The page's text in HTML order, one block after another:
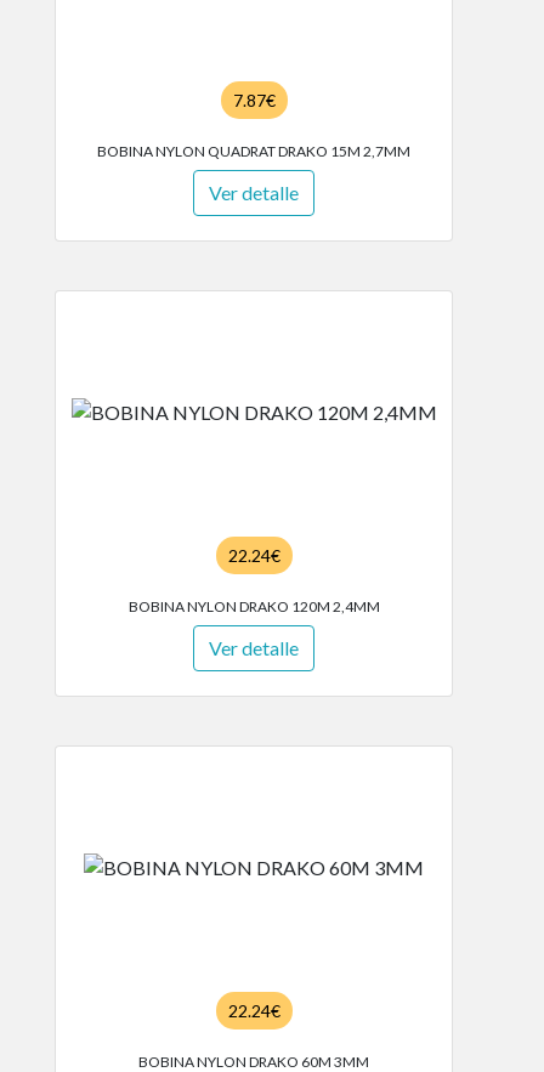
7.87€
BOBINA NYLON QUADRAT DRAKO 15M 2,7MM
Ver detalle
22.24€
BOBINA NYLON DRAKO 120M 2,4MM
Ver detalle
22.24€
BOBINA NYLON DRAKO 60M 3MM